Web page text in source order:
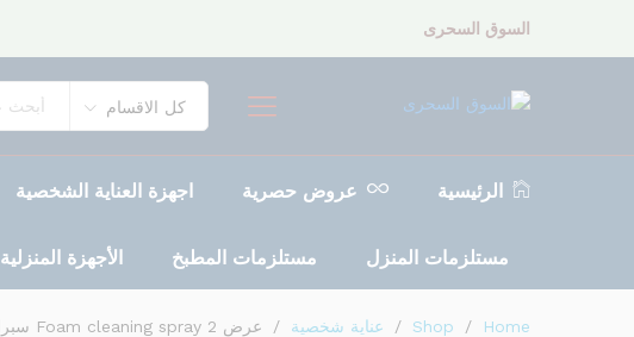
السوق السحرى
كل الاقسام
الرئيسية عروض حصرية اجهزة العناية الشخصية
مستلزمات المنزل مستلزمات المطبخ الأجهزة المنزلية
Home
/
Shop
/ عناية شخصية / عرض 2 Foam cleaning spray سبراي تنظيف الفوم
عرض 2 Foam cleaning spray سبراي تنظيف الفوم
مراجعات (0)